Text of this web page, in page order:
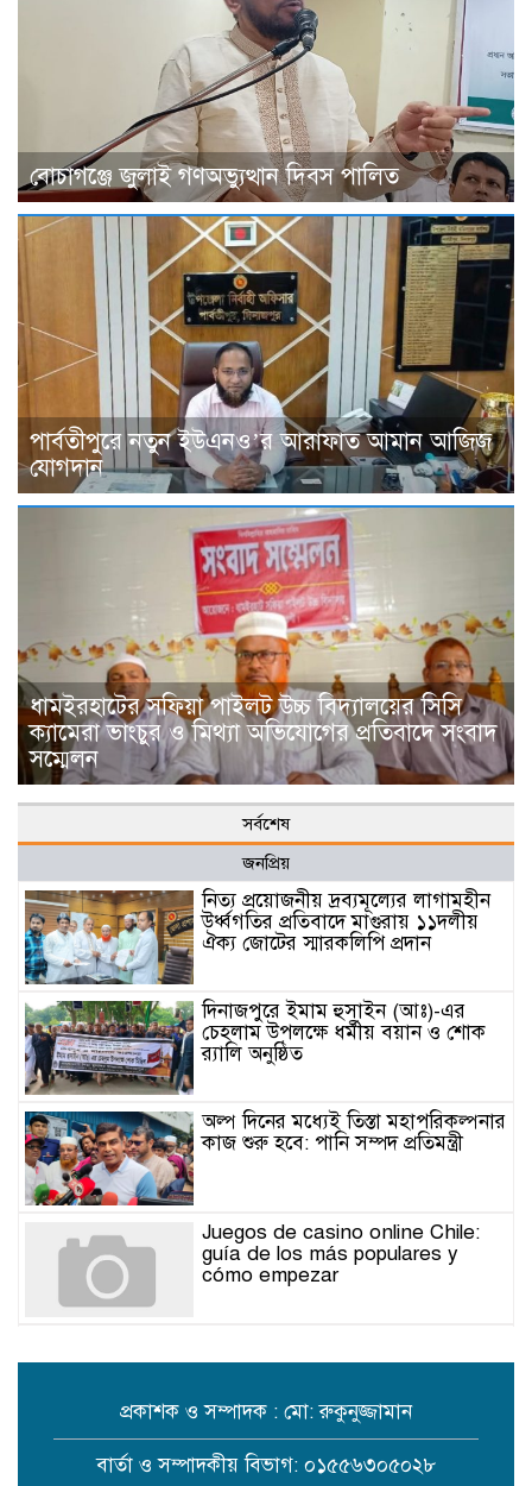
বোচাগঞ্জে জুলাই গণঅভ্যুত্থান দিবস পালিত
পার্বতীপুরে নতুন ইউএনও’র আরাফাত আমান আজিজ
যোগদান
ধামইরহাটের সফিয়া পাইলট উচ্চ বিদ্যালয়ের সিসি
ক্যামেরা ভাংচুর ও মিথ্যা অভিযোগের প্রতিবাদে সংবাদ
সম্মেলন
সর্বশেষ
জনপ্রিয়
নিত্য প্রয়োজনীয় দ্রব্যমূল্যের লাগামহীন
উর্ধ্বগতির প্রতিবাদে মাগুরায় ১১দলীয়
ঐক্য জোটের স্মারকলিপি প্রদান
দিনাজপুরে ইমাম হুসাইন (আঃ)-এর
চেহলাম উপলক্ষে ধর্মীয় বয়ান ও শোক
র‍্যালি অনুষ্ঠিত
অল্প দিনের মধ্যেই তিস্তা মহাপরিকল্পনার
কাজ শুরু হবে: পানি সম্পদ প্রতিমন্ত্রী
Juegos de casino online Chile:
guía de los más populares y
cómo empezar
casino: licence, bezpečnost a
Jak poznat spolehlivé online
casino: licence, bezpečnost a
প্রকাশক ও সম্পাদক : মো: রুকুনুজ্জামান
বার্তা ও সম্পাদকীয় বিভাগ: ০১৫৫৬৩০৫০২৮